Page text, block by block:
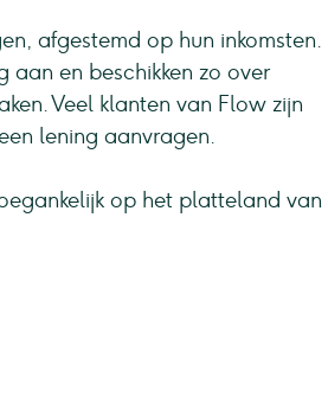
afgestemd op hun inkomsten.
aan en beschikken zo over
Veel klanten van Flow zijn
lening aanvragen.
op het platteland van